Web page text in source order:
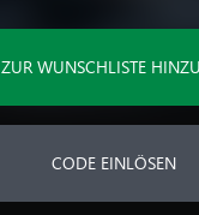
ZUR WUNSCHLISTE
CODE EINLÖSEN